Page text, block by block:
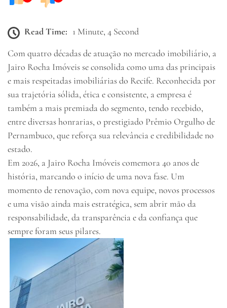
Read Time: 1 Minute, 4 Second
Com quatro décadas de atuação no mercado imobiliário, a
Jairo Rocha Imóveis se consolida como uma das principais
e mais respeitadas imobiliárias do Recife. Reconhecida por
sua trajetória sólida, ética e consistente, a empresa é
também a mais premiada do segmento, tendo recebido,
entre diversas honrarias, o prestigiado Prêmio Orgulho de
Pernambuco, que reforça sua relevância e credibilidade no
estado.
Em 2026, a Jairo Rocha Imóveis comemora 40 anos de
história, marcando o início de uma nova fase. Um
momento de renovação, com nova equipe, novos processos
e uma visão ainda mais estratégica, sem abrir mão da
responsabilidade, da transparência e da confiança que
sempre foram seus pilares.